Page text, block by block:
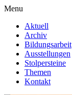
Menu
Aktuell
Archiv
Bildungsarbeit
Ausstellungen
Stolpersteine
Themen
Kontakt